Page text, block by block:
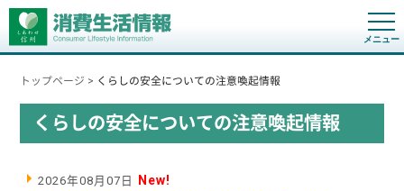
t
o
g
トップページ > くらしの安全についての注意喚起情報
くらしの安全についての注意喚起情報
2026年08月07日 New!